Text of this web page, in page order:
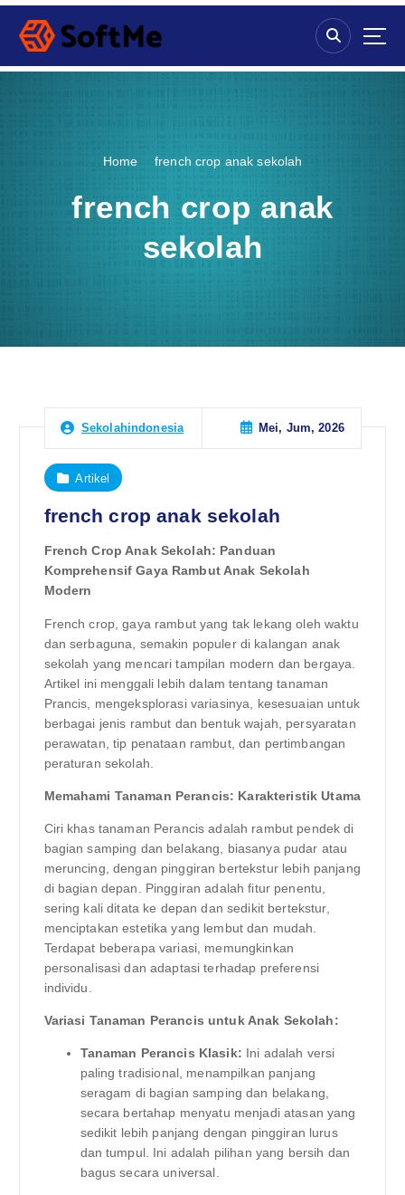
S
p
Home french crop anak sekolah
french crop anak
sekolah
Sekolahindonesia Mei, Jum, 2026
Artikel
french crop anak sekolah
French Crop Anak Sekolah: Panduan
Komprehensif Gaya Rambut Anak Sekolah
Modern
French crop, gaya rambut yang tak lekang oleh waktu
dan serbaguna, semakin populer di kalangan anak
sekolah yang mencari tampilan modern dan bergaya.
Artikel ini menggali lebih dalam tentang tanaman
Prancis, mengeksplorasi variasinya, kesesuaian untuk
berbagai jenis rambut dan bentuk wajah, persyaratan
perawatan, tip penataan rambut, dan pertimbangan
peraturan sekolah.
Memahami Tanaman Perancis: Karakteristik Utama
Ciri khas tanaman Perancis adalah rambut pendek di
bagian samping dan belakang, biasanya pudar atau
meruncing, dengan pinggiran bertekstur lebih panjang
di bagian depan. Pinggiran adalah fitur penentu,
sering kali ditata ke depan dan sedikit bertekstur,
menciptakan estetika yang lembut dan mudah.
Terdapat beberapa variasi, memungkinkan
personalisasi dan adaptasi terhadap preferensi
individu.
Variasi Tanaman Perancis untuk Anak Sekolah:
Tanaman Perancis Klasik: Ini adalah versi
paling tradisional, menampilkan panjang
seragam di bagian samping dan belakang,
secara bertahap menyatu menjadi atasan yang
sedikit lebih panjang dengan pinggiran lurus
dan tumpul. Ini adalah pilihan yang bersih dan
bagus secara universal.